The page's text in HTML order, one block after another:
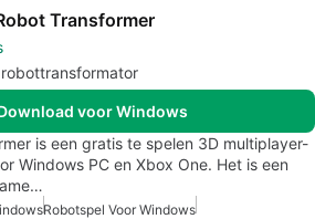
Transformer
voor Windows
is een gratis te spelen 3D multiplayer-
Windows PC en Xbox One. Het is een
Robotspel Voor Windows